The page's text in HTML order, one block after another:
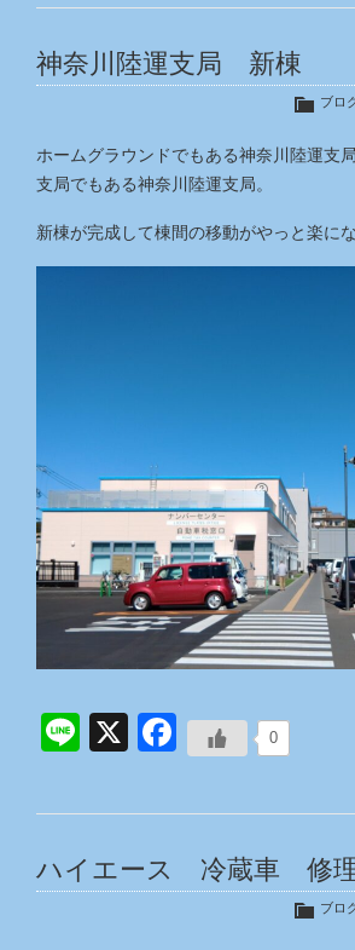
神奈川陸運支局 新棟
ブロ
ホームグラウンドでもある神奈川陸運支
支局でもある神奈川陸運支局。
新棟が完成して棟間の移動がやっと楽にな
0
Line
X Facebook
ハイエース 冷蔵車 修
ブロ